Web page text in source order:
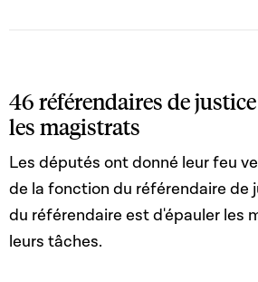
46 référendaires de
les magistrats
Les députés ont donné leur feu
de la fonction du référendaire de
du référendaire est d'épauler les
leurs tâches.